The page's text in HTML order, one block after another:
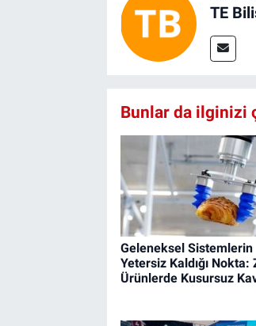
TE
Bunlar da ilginizi
Geleneksel Sistemlerin
Yetersiz Kaldığı Nokta:
Ürünlerde Kusursuz